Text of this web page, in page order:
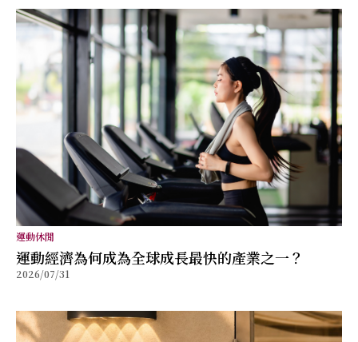
運動休閒
運動經濟為何成為全球成長最快的產業之一？
2026/07/31